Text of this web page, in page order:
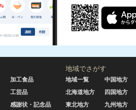
加工食品
工芸品
感謝状・記念品
地域でさがす
地域一覧
北海道地方
東北地方
中国地方
四国地方
九州地方